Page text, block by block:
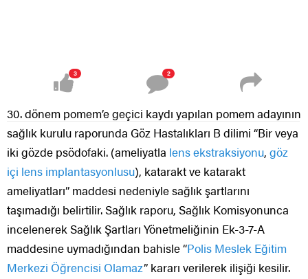
3 2
30. dönem pomem’e geçici kaydı yapılan pomem adayının
sağlık kurulu raporunda Göz Hastalıkları B dilimi “Bir veya
iki gözde psödofaki. (ameliyatla lens ekstraksiyonu, göz
içi lens implantasyonlusu), katarakt ve katarakt
ameliyatları” maddesi nedeniyle sağlık şartlarını
taşımadığı belirtilir. Sağlık raporu, Sağlık Komisyonunca
incelenerek Sağlık Şartları Yönetmeliğinin Ek-3-7-A
maddesine uymadığından bahisle “Polis Meslek Eğitim
Merkezi Öğrencisi Olamaz” kararı verilerek ilişiği kesilir.